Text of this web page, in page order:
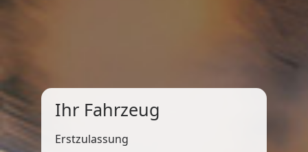
Ihr Fahrzeug
Erstzulassung